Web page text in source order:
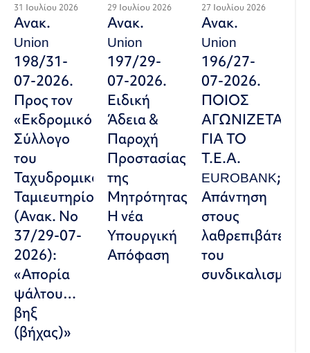
31 Ιουλίου 2026
Ανακ.
Union
198/31-
07-2026.
Προς τον
«Εκδρομικό
Σύλλογο
του
Ταχυδρομικού
Ταμιευτηρίου»
(Ανακ. Νο
37/29-07-
2026):
«Απορία
ψάλτου…
βηξ
(βήχας)»
29 Ιουλίου 2026
Ανακ.
Union
197/29-
07-2026.
Ειδική
Άδεια &
Παροχή
Προστασίας
της
Μητρότητας:
Η νέα
Υπουργική
Απόφαση
27 Ιουλίου 2026
Ανακ.
Union
196/27-
07-2026.
ΠΟΙΟΣ
ΑΓΩΝΙΖΕΤΑΙ
ΓΙΑ ΤΟ
Τ.Ε.Α.
EUROBANK;
Απάντηση
στους
λαθρεπιβάτες
του
συνδικαλισμού